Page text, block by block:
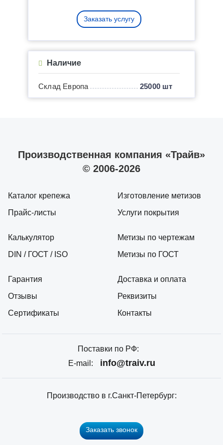
Заказать услугу
Наличие
Склад Европа 25000 шт
Производственная компания «Трайв»
© 2006-2026
Каталог крепежа
Прайс-листы
Калькулятор
DIN / ГОСТ / ISO
Гарантия
Отзывы
Сертификаты
Изготовление метизов
Услуги покрытия
Метизы по чертежам
Метизы по ГОСТ
Доставка и оплата
Реквизиты
Контакты
Поставки по РФ:
E-mail:
info@traiv.ru
Производство в г.Санкт-Петербург:
Заказать звонок